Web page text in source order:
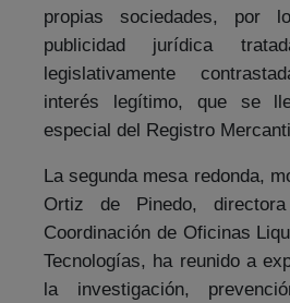
propias sociedades, por
publicidad jurídica
legislativamente
interés legítimo, que se
especial del Registro
La segunda mesa redonda,
Ortiz de Pinedo,
Coordinación de Oficinas
Tecnologías, ha reunido a
la investigación,